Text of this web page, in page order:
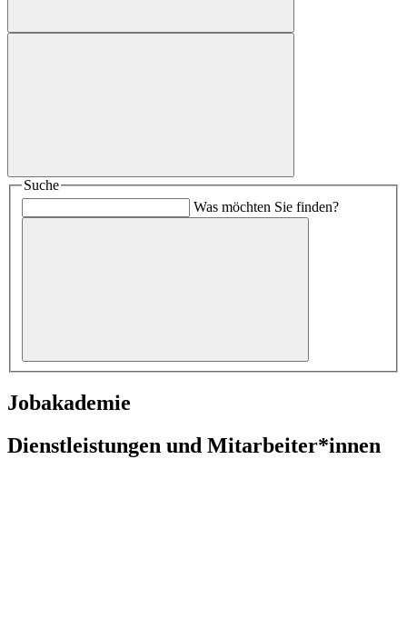
Suche
Was möchten Sie finden?
Jobakademie
Dienstleistungen und Mitarbeiter*innen